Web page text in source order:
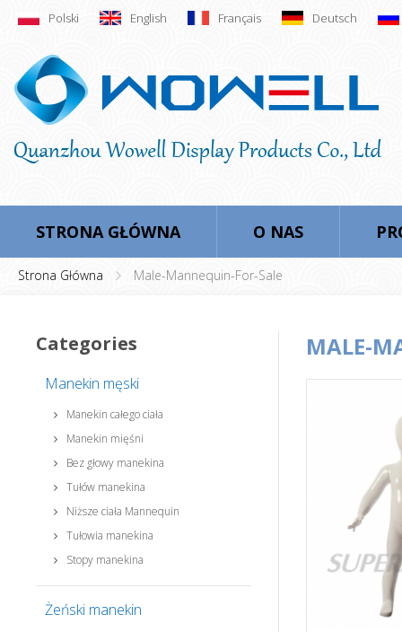
Polski English Français Deutsch
STRONA GŁÓWNA O NAS
Strona Główna Male-Mannequin-For-Sale
Categories
Manekin męski
Manekin całego ciała
Manekin mięśni
Bez głowy manekina
Tułów manekina
Niższe ciała Mannequin
Tułowia manekina
Stopy manekina
Żeński manekin
MALE-